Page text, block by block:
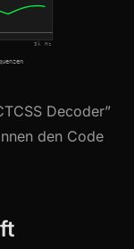
3k Hz
Decoder”
den Code